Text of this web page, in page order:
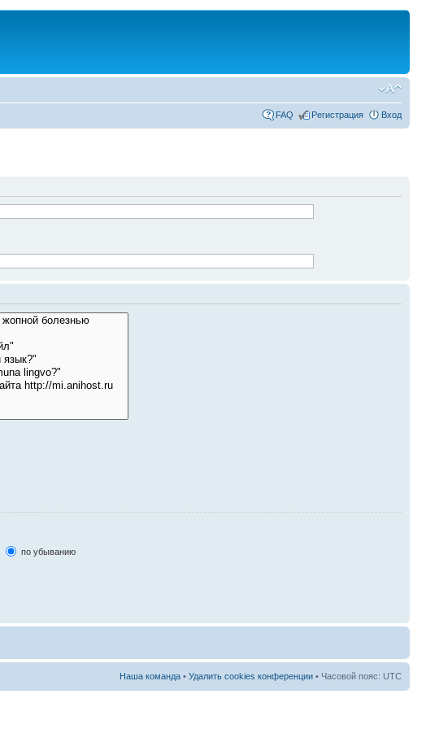
FAQ Регистрация Вход
по убыванию
Наша команда • Удалить cookies конференции • Часовой пояс: UTC